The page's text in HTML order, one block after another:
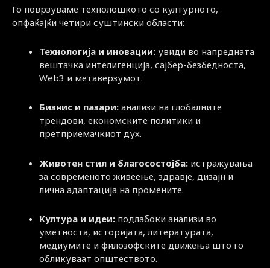
Го поврзуваме технолошкото со културното,
опфаќајќи четири суштински области:
Технологија и иновации: увиди во напредната
вештачка интелигенција, сајбер-безбедноста,
Web3 и метаверзумот.
Бизнис и пазари: анализи на глобалните
трендови, економските политики и
претприемачкиот дух.
Животен стил и благосостојба: истражувања
за современото живеење, здравје, дизајн и
лична адаптација на промените.
Култура и идеи: подлабоки анализи во
уметноста, историјата, литературата,
медиумите и филозофските движења што го
обликуваат општеството.